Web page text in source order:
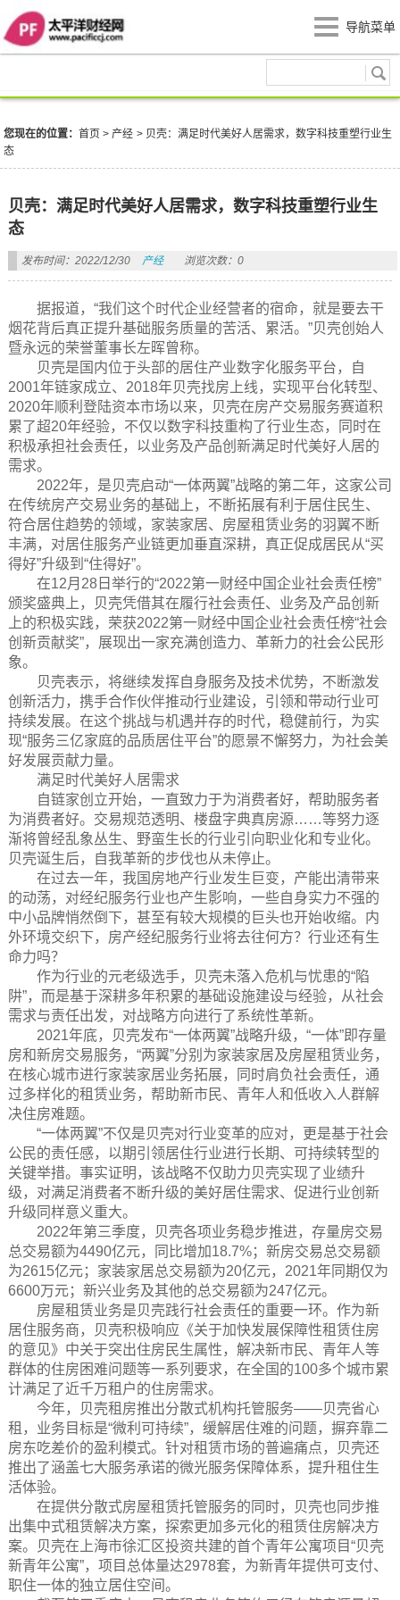
导航菜单
您现在的位置：首页 >产经 > 贝壳：满足时代美好人居需求，数字科技重塑行业生
态
贝壳：满足时代美好人居需求，数字科技重塑行业生
态
发布时间：2022/12/30 产经 浏览次数：0
据报道，“我们这个时代企业经营者的宿命，就是要去干
烟花背后真正提升基础服务质量的苦活、累活。”贝壳创始人
暨永远的荣誉董事长左晖曾称。
贝壳是国内位于头部的居住产业数字化服务平台，自
2001年链家成立、2018年贝壳找房上线，实现平台化转型、
2020年顺利登陆资本市场以来，贝壳在房产交易服务赛道积
累了超20年经验，不仅以数字科技重构了行业生态，同时在
积极承担社会责任，以业务及产品创新满足时代美好人居的
需求。
2022年，是贝壳启动“一体两翼”战略的第二年，这家公司
在传统房产交易业务的基础上，不断拓展有利于居住民生、
符合居住趋势的领域，家装家居、房屋租赁业务的羽翼不断
丰满，对居住服务产业链更加垂直深耕，真正促成居民从“买
得好”升级到“住得好”。
在12月28日举行的“2022第一财经中国企业社会责任榜”
颁奖盛典上，贝壳凭借其在履行社会责任、业务及产品创新
上的积极实践，荣获2022第一财经中国企业社会责任榜“社会
创新贡献奖”，展现出一家充满创造力、革新力的社会公民形
象。
贝壳表示，将继续发挥自身服务及技术优势，不断激发
创新活力，携手合作伙伴推动行业建设，引领和带动行业可
持续发展。在这个挑战与机遇并存的时代，稳健前行，为实
现“服务三亿家庭的品质居住平台”的愿景不懈努力，为社会美
好发展贡献力量。
满足时代美好人居需求
自链家创立开始，一直致力于为消费者好，帮助服务者
为消费者好。交易规范透明、楼盘字典真房源……等努力逐
渐将曾经乱象丛生、野蛮生长的行业引向职业化和专业化。
贝壳诞生后，自我革新的步伐也从未停止。
在过去一年，我国房地产行业发生巨变，产能出清带来
的动荡，对经纪服务行业也产生影响，一些自身实力不强的
中小品牌悄然倒下，甚至有较大规模的巨头也开始收缩。内
外环境交织下，房产经纪服务行业将去往何方？行业还有生
命力吗？
作为行业的元老级选手，贝壳未落入危机与忧患的“陷
阱”，而是基于深耕多年积累的基础设施建设与经验，从社会
需求与责任出发，对战略方向进行了系统性革新。
2021年底，贝壳发布“一体两翼”战略升级，“一体”即存量
房和新房交易服务，“两翼”分别为家装家居及房屋租赁业务，
在核心城市进行家装家居业务拓展，同时肩负社会责任，通
过多样化的租赁业务，帮助新市民、青年人和低收入人群解
决住房难题。
“一体两翼”不仅是贝壳对行业变革的应对，更是基于社会
公民的责任感，以期引领居住行业进行长期、可持续转型的
关键举措。事实证明，该战略不仅助力贝壳实现了业绩升
级，对满足消费者不断升级的美好居住需求、促进行业创新
升级同样意义重大。
2022年第三季度，贝壳各项业务稳步推进，存量房交易
总交易额为4490亿元，同比增加18.7%；新房交易总交易额
为2615亿元；家装家居总交易额为20亿元，2021年同期仅为
6600万元；新兴业务及其他的总交易额为247亿元。
房屋租赁业务是贝壳践行社会责任的重要一环。作为新
居住服务商，贝壳积极响应《关于加快发展保障性租赁住房
的意见》中关于突出住房民生属性，解决新市民、青年人等
群体的住房困难问题等一系列要求，在全国的100多个城市累
计满足了近千万租户的住房需求。
今年，贝壳租房推出分散式机构托管服务——贝壳省心
租，业务目标是“微利可持续”，缓解居住难的问题，摒弃靠二
房东吃差价的盈利模式。针对租赁市场的普遍痛点，贝壳还
推出了涵盖七大服务承诺的微光服务保障体系，提升租住生
活体验。
在提供分散式房屋租赁托管服务的同时，贝壳也同步推
出集中式租赁解决方案，探索更加多元化的租赁住房解决方
案。贝壳在上海市徐汇区投资共建的首个青年公寓项目“贝壳
新青年公寓”，项目总体量达2978套，为新青年提供可支付、
职住一体的独立居住空间。